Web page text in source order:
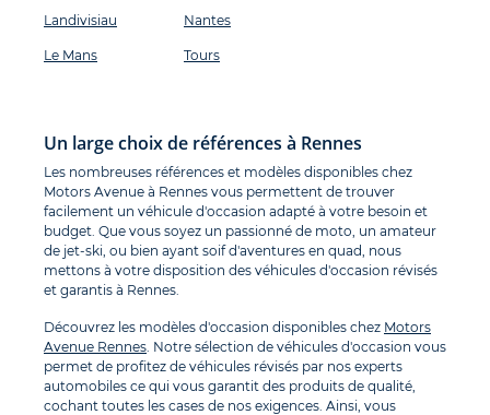
Landivisiau
Le Mans
Nantes
Tours
Un large choix de références à Rennes
Les nombreuses références et modèles disponibles chez
Motors Avenue à Rennes vous permettent de trouver
facilement un véhicule d'occasion adapté à votre besoin et
budget. Que vous soyez un passionné de moto, un amateur
de jet-ski, ou bien ayant soif d'aventures en quad, nous
mettons à votre disposition des véhicules d'occasion révisés
et garantis à Rennes.
Découvrez les modèles d'occasion disponibles chez Motors
Avenue Rennes. Notre sélection de véhicules d'occasion vous
permet de profitez de véhicules révisés par nos experts
automobiles ce qui vous garantit des produits de qualité,
cochant toutes les cases de nos exigences. Ainsi, vous